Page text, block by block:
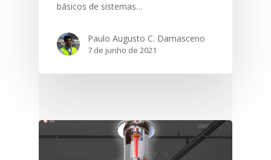
básicos de sistemas…
Paulo Augusto C. Damasceno
7 de junho de 2021